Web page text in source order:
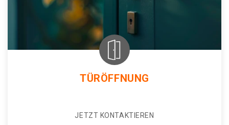
TÜRÖFFNUNG
JETZT KONTAKTIEREN